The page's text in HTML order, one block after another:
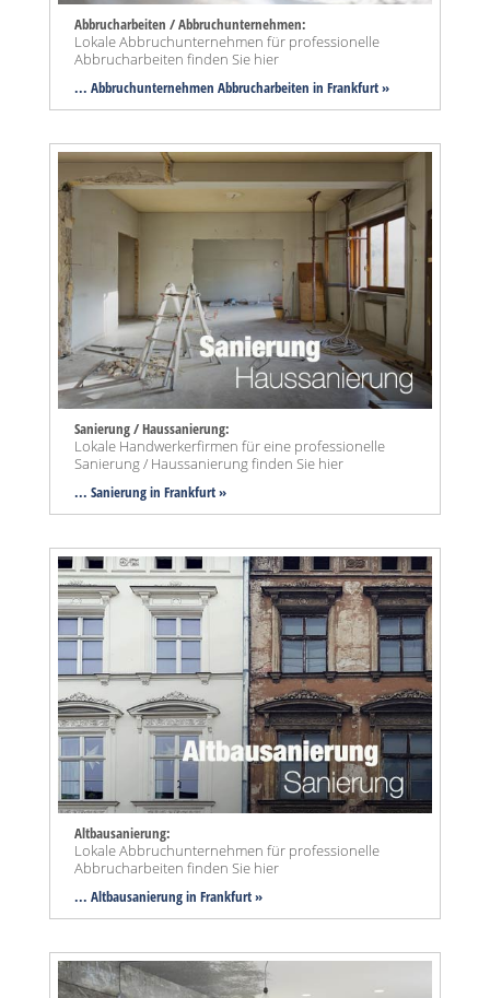
Abbrucharbeiten / Abbruchunternehmen:
Lokale Abbruchunternehmen für professionelle
Abbrucharbeiten finden Sie hier
... Abbruchunternehmen Abbrucharbeiten in Frankfurt »
Sanierung / Haussanierung:
Lokale Handwerkerfirmen für eine professionelle
Sanierung / Haussanierung finden Sie hier
... Sanierung in Frankfurt »
Altbausanierung:
Lokale Abbruchunternehmen für professionelle
Abbrucharbeiten finden Sie hier
... Altbausanierung in Frankfurt »